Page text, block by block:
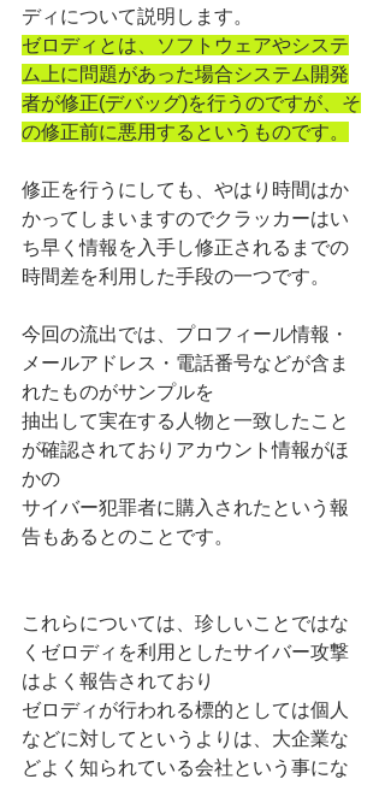
ディについて説明します。
ゼロディとは、ソフトウェアやシステ
ム上に問題があった場合システム開発
者が修正(デバッグ)を行うのですが、そ
の修正前に悪用するというものです。
修正を行うにしても、やはり時間はか
かってしまいますのでクラッカーはい
ち早く情報を入手し修正されるまでの
時間差を利用した手段の一つです。
今回の流出では、プロフィール情報・
メールアドレス・電話番号などが含ま
れたものがサンプルを
抽出して実在する人物と一致したこと
が確認されておりアカウント情報がほ
かの
サイバー犯罪者に購入されたという報
告もあるとのことです。
これらについては、珍しいことではな
くゼロディを利用としたサイバー攻撃
はよく報告されており
ゼロディが行われる標的としては個人
などに対してというよりは、大企業な
どよく知られている会社という事にな